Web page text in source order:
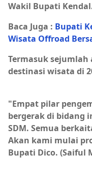
Wakil Bupati
Baca Juga : Bupati
Wisata Offroad
Termasuk
destinasi wisata di
"Empat pilar
bergerak di bidang
SDM. Semua
Akan kami mulai
Bupati Dico. (Saiful